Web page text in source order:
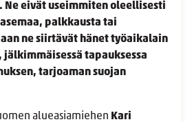
Ne eivät useimmiten oleellisesti
palkkausta tai
ne siirtävät hänet työaikalain
tapauksessa
tarjoaman suojan
alueasiamiehen Kari